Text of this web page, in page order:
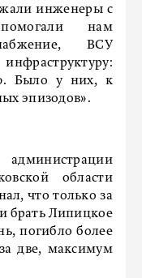
инженеры с
нам
ВСУ
Было у них, к
эпизодов».
области
что только за
брать Липицкое
погибло более
две, максимум